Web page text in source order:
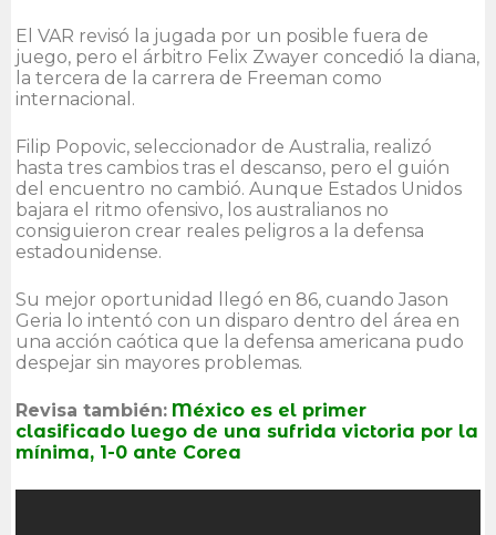
El VAR revisó la jugada por un posible fuera de
juego, pero el árbitro Felix Zwayer concedió la diana,
la tercera de la carrera de Freeman como
internacional.
Filip Popovic, seleccionador de Australia, realizó
hasta tres cambios tras el descanso, pero el guión
del encuentro no cambió. Aunque Estados Unidos
bajara el ritmo ofensivo, los australianos no
consiguieron crear reales peligros a la defensa
estadounidense.
Su mejor oportunidad llegó en 86, cuando Jason
Geria lo intentó con un disparo dentro del área en
una acción caótica que la defensa americana pudo
despejar sin mayores problemas.
Revisa también: México es el primer
clasificado luego de una sufrida victoria por la
mínima, 1-0 ante Corea